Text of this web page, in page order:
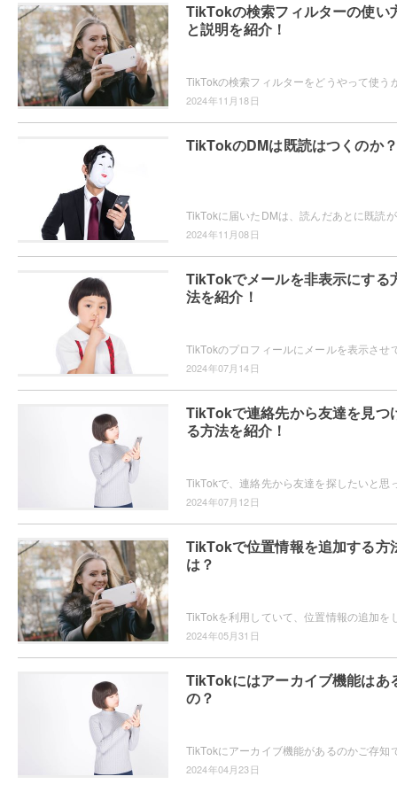
TikTokの検索フィルターの使い
と説明を紹介！
2024年11月18日
TikTokのDMは既読はつくのか？
TikTokに届
2024年11月08日
TikTokでメールを非表示にする
法を紹介！
2024年07月14日
TikTokで連絡先から友達を見つ
る方法を紹介！
2024年07月12日
TikTokで位置情報を追加する方
は？
2024年05月31日
TikTokにはアーカイブ機能はあ
の？
2024年04月23日